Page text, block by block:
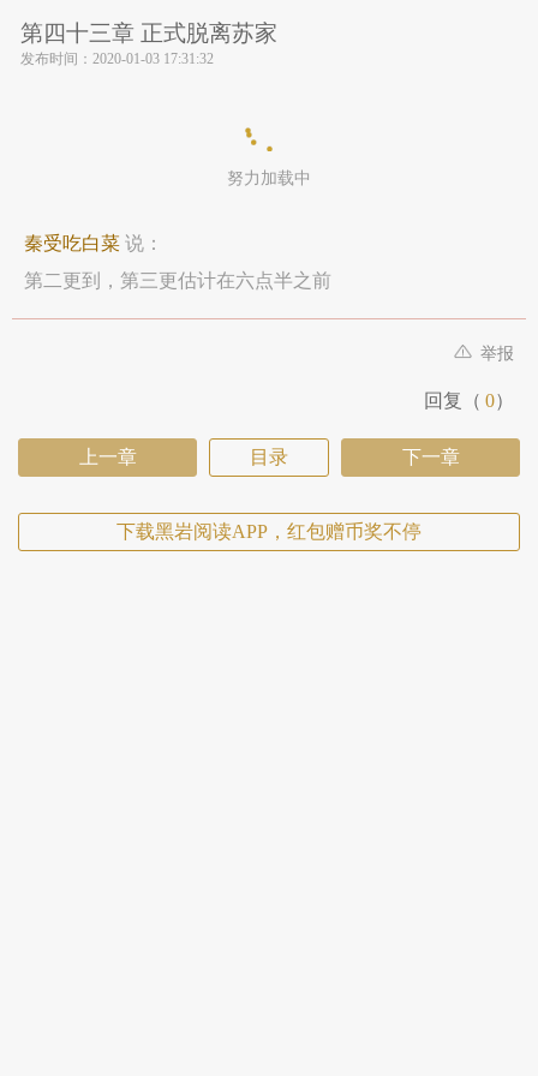
第四十三章 正式脱离苏家
发布时间： 2020-01-03 17:31:32
努力加载中
秦受吃白菜 说：
第二更到，第三更估计在六点半之前
举报
回复（ 0）
上一章 目录 下一章
下载黑岩阅读APP，红包赠币奖不停